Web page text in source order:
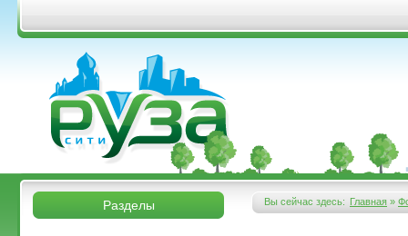
Перейти к основному содержанию
&bsps;
&bsps;
Вы сейчас здесь:
Вы здесь
Главная »
Разделы